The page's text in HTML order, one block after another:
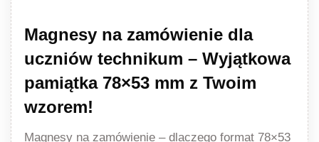
Magnesy na zamówienie dla
uczniów technikum – Wyjątkowa
pamiątka 78×53 mm z Twoim
wzorem!
Magnesy na zamówienie – dlaczego format 78×53